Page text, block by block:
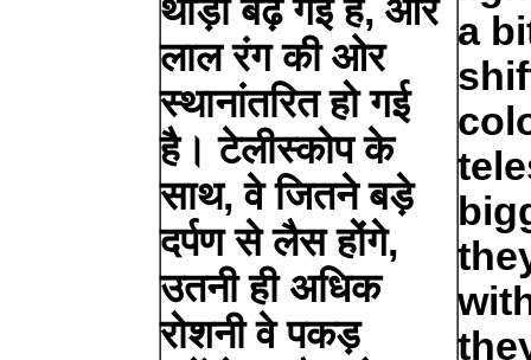
थोड़ी बढ़ गई है, और
लाल रंग की ओर
स्थानांतरित हो गई
है। टेलीस्कोप के
साथ, वे जितने बड़े
दर्पण से लैस होंगे,
उतनी ही अधिक
रोशनी वे पकड़
a